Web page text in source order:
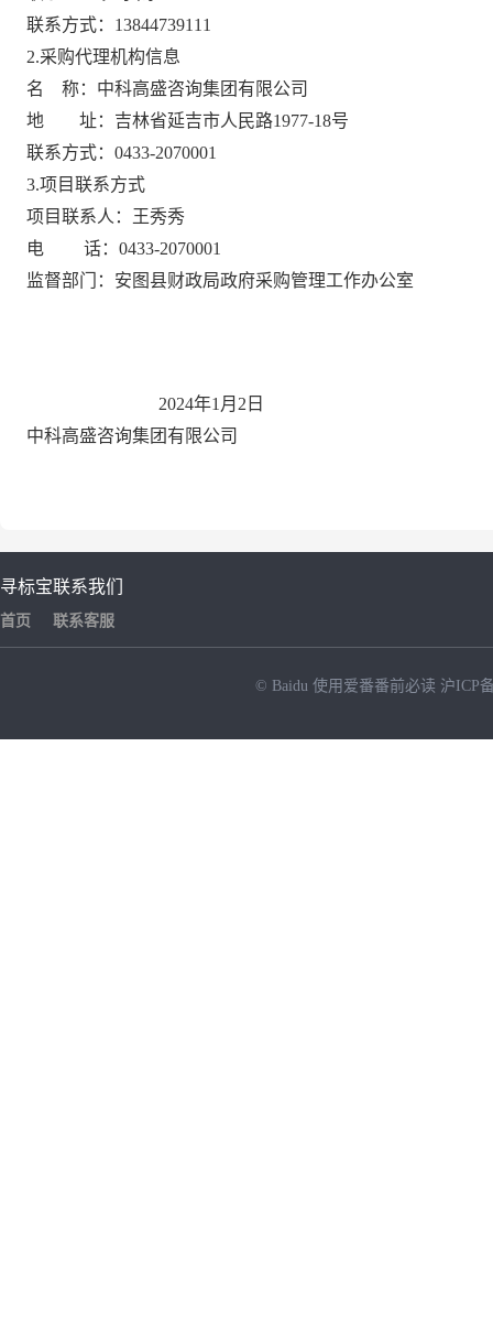
联系方式： 13844739111
2.采购代理机构信息
名
称： 中科高盛咨询集团有限公司
地 址： 吉林省延吉市人民路1977-18号
联系方式： 0433-2070001
3.项目联系方式
项目联系人：
王秀秀
电
话： 0433-2070001
监督部门： 安图县财政局政府采购管理工作办公室
2024年1月2日
中科高盛咨询集团有限公司
寻标宝
首页
联系我们
联系客服
© Baidu 使用爱番番前必读 沪ICP